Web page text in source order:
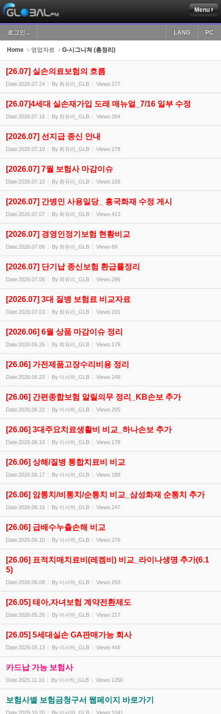
Menu
로그인... PC
LANG
Home 영업자료 G-시그니쳐 (총정리)
[26.07] 실손의료보험의 흐름
Date2026.07.24 By 최유리_GLB Views 277
[26.07]4세대 실손재가입 도래 매뉴얼_7/16 일부 수정
Date2026.07.16 By 최유리_GLB Views 284
[2026.07] 선지급 종신 안내
Date2026.07.10 By 최유리_GLB Views 278
[2026.07] 7월 보험사 마감이슈
Date2026.07.10 By 최유리_GLB Views 169
[2026.07] 간병인 사용일당_ 흥국화재 수정 게시
Date2026.07.07 By 최유리_GLB Views 413
[2026.07] 경영인정기보험 현황비교
Date2026.07.06 By 최유리_GLB Views 89
[2026.07] 단기납 종신보험 환급률정리
Date2026.07.06 By 최유리_GLB Views 296
[2026.07] 3대 질병 보험료 비교자료
Date2026.07.03 By 최유리_GLB Views 201
[2026.06] 6월 상품 마감이슈 정리
Date2026.06.26 By 최유리_GLB Views 179
[26.06] 가전제품고장수리비용 정리
Date2026.06.23 By 이서하_GLB Views 248
[26.06] 간편종합보험 알릴의무 정리_KB손보 추가
Date2026.06.22 By 이서하_GLB Views 205
[26.06] 3대주요치료생활비 비교_하나손보 추가
Date2026.06.18 By 이서하_GLB Views 178
[26.06] 상해/질병 통합치료비 비교
Date2026.06.17 By 이서하_GLB Views 188
[26.06] 암통치/비통치/순통치 비교_삼성화재 순통치 추가
Date2026.06.16 By 이서하_GLB Views 247
[26.06] 급배수누출손해 비교
Date2026.06.10 By 이서하_GLB Views 276
[26.06] 표적치매치료비(레켐비) 비교_라이나생명 추가(6.1
5)
Date2026.06.08 By 이서하_GLB Views 293
[26.05] 태아,자녀보험 계약전환제도
Date2026.05.26 By 이서하_GLB Views 217
[26.05] 5세대실손 GA판매가능 회사
Date2026.05.13 By 이서하_GLB Views 448
카드납 가능 보험사
Date2025.11.10 By 이서하_GLB Views 1250
보험사별 보험금청구서 웹페이지 바로가기
Date2025.10.20 By 이서하_GLB Views 1041
Sketchbook5, 스케치북5
Sketchbook5, 스케치북5